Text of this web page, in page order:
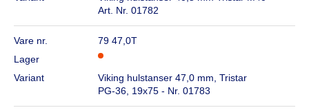
Art. Nr. 01782
Vare nr.
79 47,0T
Lager
Variant
Viking hulstanser 47,0 mm, Tristar
PG-36, 19x75 - Nr. 01783